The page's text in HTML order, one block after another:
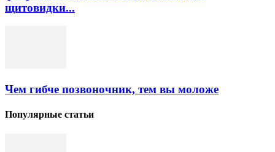
щитовидки...
Чем гибче позвоночник, тем вы моложе
Популярные статьи